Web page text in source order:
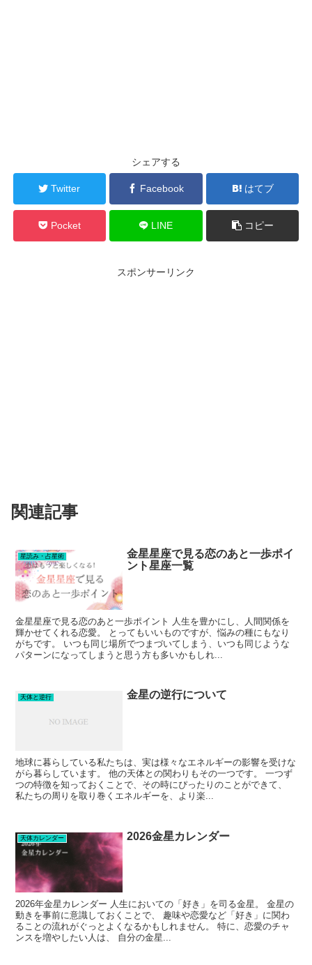
シェアする
Twitter Facebook はてブ
Pocket LINE コピー
スポンサーリンク
関連記事
星読み・占星術
金星星座で見る恋のあと一歩ポイ
ント星座一覧
金星星座で見る恋のあと一歩ポイント 人生を豊かにし、人間関係を
輝かせてくれる恋愛。 とってもいいものですが、悩みの種にもなり
がちです。 いつも同じ場所でつまづいてしまう、いつも同じような
パターンになってしまうと思う方も多いかもしれ...
天体と逆行 金星の逆行について
地球に暮らしている私たちは、実は様々なエネルギーの影響を受けな
がら暮らしています。 他の天体との関わりもその一つです。 一つず
つの特徴を知っておくことで、その時にぴったりのことができて、
私たちの周りを取り巻くエネルギーを、より楽...
天体カレンダー 2026金星カレンダー
2026年金星カレンダー 人生においての「好き」を司る金星。 金星の
動きを事前に意識しておくことで、 趣味や恋愛など「好き」に関わ
ることの流れがぐっとよくなるかもしれません。 特に、恋愛のチャ
ンスを増やしたい人は、 自分の金星...